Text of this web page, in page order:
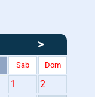
>
Sab Dom
1
2